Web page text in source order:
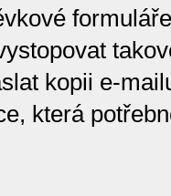
kopii e-
která